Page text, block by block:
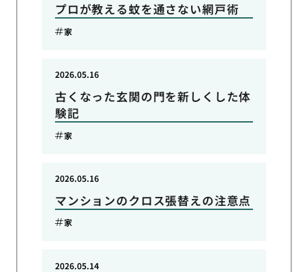
プロが教える蚊を通さない網戸術
家
古くなった玄関の門を新しくした体
験記
2026.05.16
家
マンションのクロス張替えの注意点
2026.05.16
家
2026.05.14